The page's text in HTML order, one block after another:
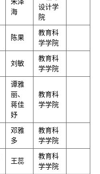
朱泽
海
设计学
院
陈果
教育科
学学院
刘敏
教育科
学学院
谭雅
丽、
蒋佳
妤
教育科
学学院
邓雅
多
教育科
学学院
王蕊
教育科
学学院